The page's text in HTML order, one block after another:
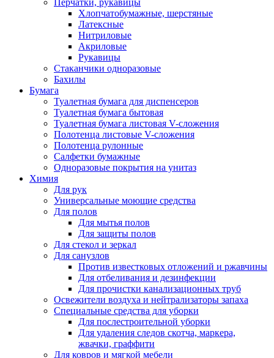
Перчатки, рукавицы
Хлопчатобумажные, шерстяные
Латексные
Нитриловые
Акриловые
Рукавицы
Стаканчики одноразовые
Бахилы
Бумага
Туалетная бумага для диспенсеров
Туалетная бумага бытовая
Туалетная бумага листовая V-сложения
Полотенца листовые V-сложения
Полотенца рулонные
Салфетки бумажные
Одноразовые покрытия на унитаз
Химия
Для рук
Универсальные моющие средства
Для полов
Для мытья полов
Для защиты полов
Для стекол и зеркал
Для санузлов
Против известковых отложений и ржавчины
Для отбеливания и дезинфекции
Для прочистки канализационных труб
Освежители воздуха и нейтрализаторы запаха
Специальные средства для уборки
Для послестроительной уборки
Для удаления следов скотча, маркера,
жвачки, граффити
Для ковров и мягкой мебели